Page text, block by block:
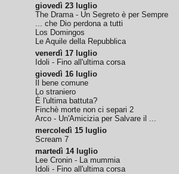
giovedì 23 luglio
The Drama - Un Segreto è per Sempre
... che Dio perdona a tutti
Los Domingos
Le Aquile della Repubblica
venerdì 17 luglio
Idoli - Fino all'ultima corsa
giovedì 16 luglio
Il bene comune
Lo straniero
È l'ultima battuta?
Finchè morte non ci separi 2
Arco - Un'Amicizia per Salvare il ...
mercoledì 15 luglio
Scream 7
martedì 14 luglio
Lee Cronin - La mummia
Idoli - Fino all'ultima corsa